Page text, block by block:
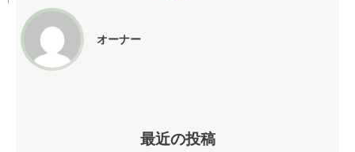
オーナー
最近の投稿